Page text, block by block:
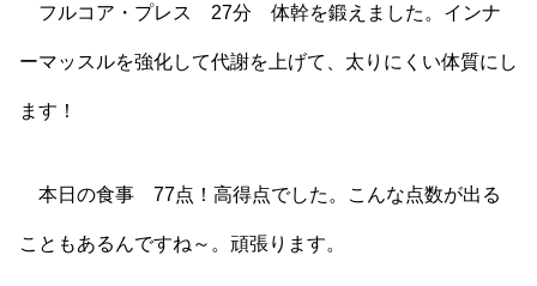
フルコア・プレス 27分 体幹を鍛えました。インナ
ーマッスルを強化して代謝を上げて、太りにくい体質にし
ます！
本日の食事 77点！高得点でした。こんな点数が出る
こともあるんですね～。頑張ります。